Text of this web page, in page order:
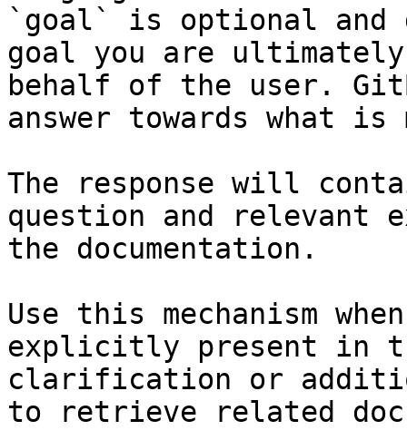
`goal` is optional and
goal you are
behalf of the user.
answer towards what
The response will
question and relevant
the documentation.
Use this mechanism
explicitly present in
clarification or